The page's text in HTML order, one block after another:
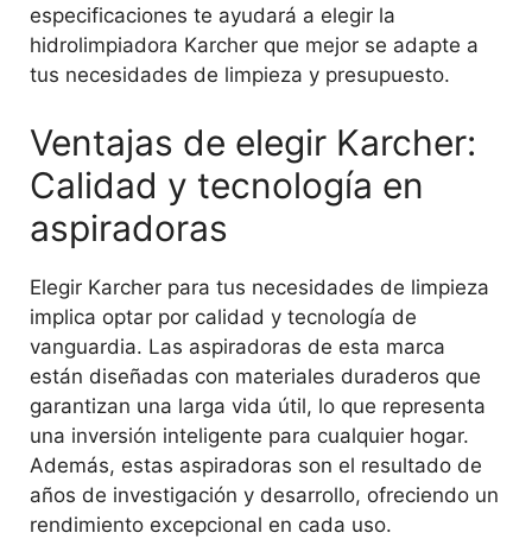
especificaciones te ayudará a elegir la
hidrolimpiadora Karcher que mejor se adapte a
tus necesidades de limpieza y presupuesto.
Ventajas de elegir Karcher:
Calidad y tecnología en
aspiradoras
Elegir Karcher para tus necesidades de limpieza
implica optar por calidad y tecnología de
vanguardia. Las aspiradoras de esta marca
están diseñadas con materiales duraderos que
garantizan una larga vida útil, lo que representa
una inversión inteligente para cualquier hogar.
Además, estas aspiradoras son el resultado de
años de investigación y desarrollo, ofreciendo un
rendimiento excepcional en cada uso.